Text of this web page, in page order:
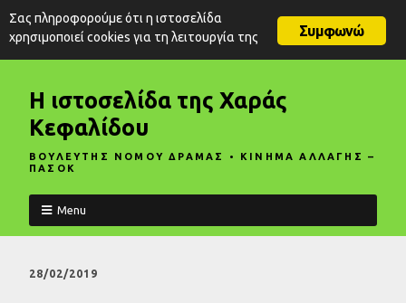
Η ιστοσελίδα της Χαράς
Κεφαλίδου
ΒΟΥΛΕΥΤΗΣ ΝΟΜΟΥ ΔΡΑΜΑΣ • ΚΙΝΗΜΑ ΑΛΛΑΓΗΣ –
ΠΑΣΟΚ
Menu
28/02/2019
Συμφωνώ
Σας πληροφορούμε ότι η ιστοσελίδα
χρησιμοποιεί cookies για τη λειτουργία της